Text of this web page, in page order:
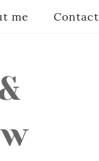
me Contact